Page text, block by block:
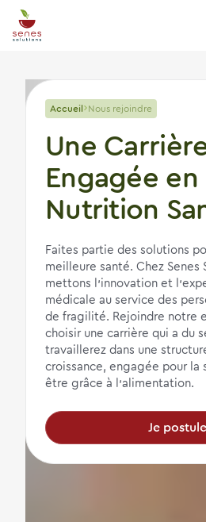
Accueil Nous rejoindre
Une
Engagée en
Nutrition
Faites partie des solutions
meilleure santé. Chez Senes
mettons l’innovation et
médicale au service des
de fragilité. Rejoindre notre
choisir une carrière qui a du
travaillerez dans une
croissance, engagée pour la
être grâce à l'alimentation.
Je postule